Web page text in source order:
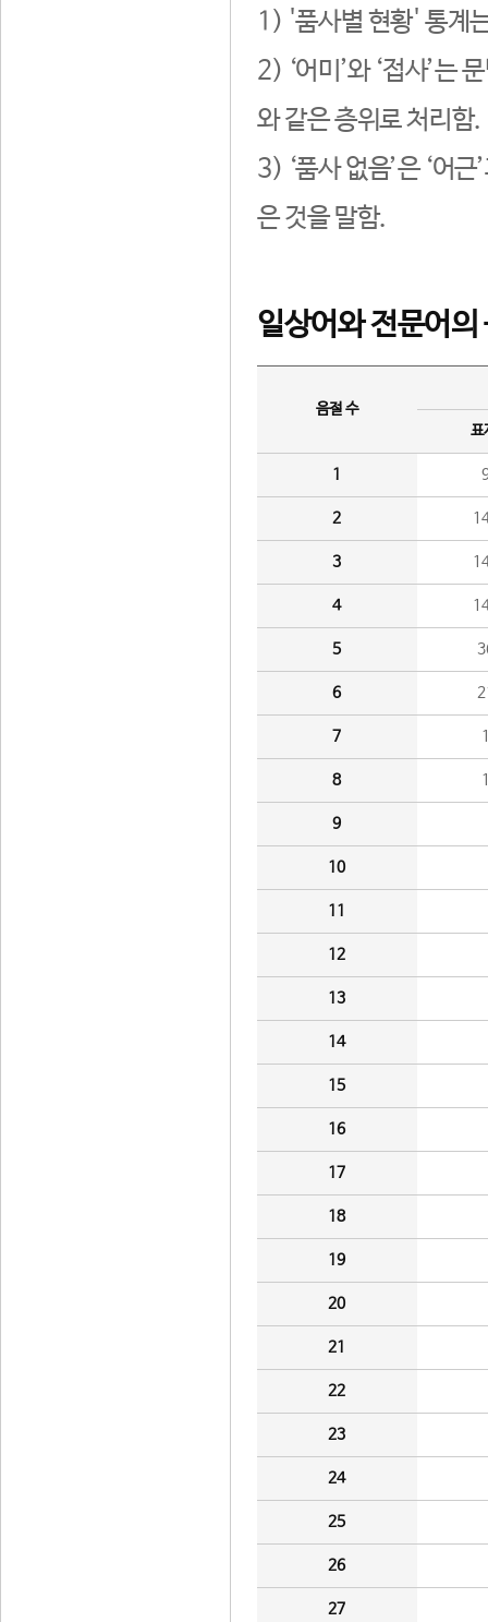
1) '품사별 현황' 통계
2) ‘어미’와 ‘접사’는
와 같은 층위로 처리함.
3) ‘품사 없음’은 ‘어
은 것을 말함.
일상어와 전문어의
음절 수
표
1
2
3
4
5
6
7
8
9
10
11
12
13
14
15
16
17
18
19
20
21
22
23
24
25
26
27